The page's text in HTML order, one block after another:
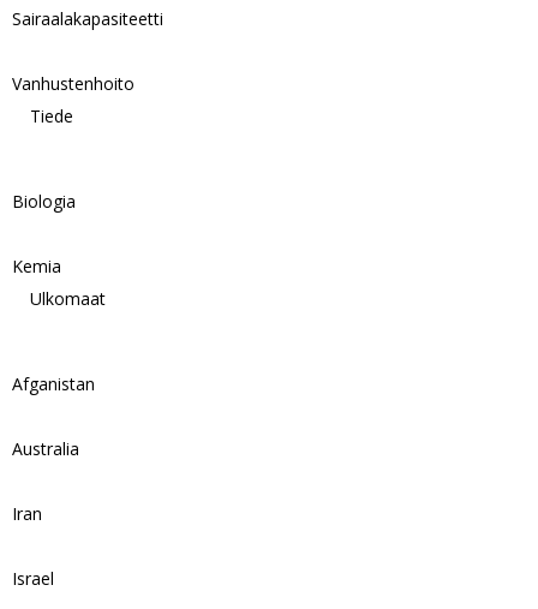
Sairaalakapasiteetti
Vanhustenhoito
Tiede
Biologia
Kemia
Ulkomaat
Afganistan
Australia
Iran
Israel